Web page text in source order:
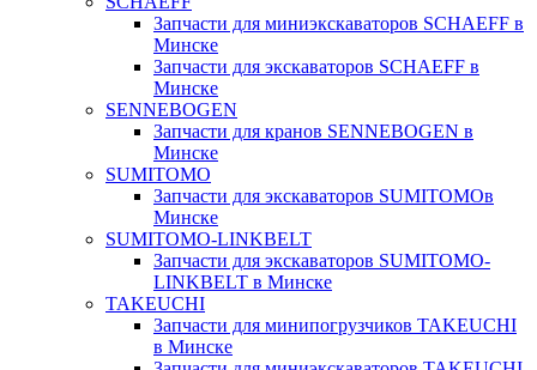
Запчасти для миниэкскаваторов SCHAEFF в
Минске
Запчасти для экскаваторов SCHAEFF в
Минске
SENNEBOGEN
Запчасти для кранов SENNEBOGEN в
Минске
SUMITOMO
Запчасти для экскаваторов SUMITOMOв
Минске
SUMITOMO-LINKBELT
Запчасти для экскаваторов SUMITOMO-
LINKBELT в Минске
TAKEUCHI
Запчасти для минипогрузчиков TAKEUCHI
в Минске